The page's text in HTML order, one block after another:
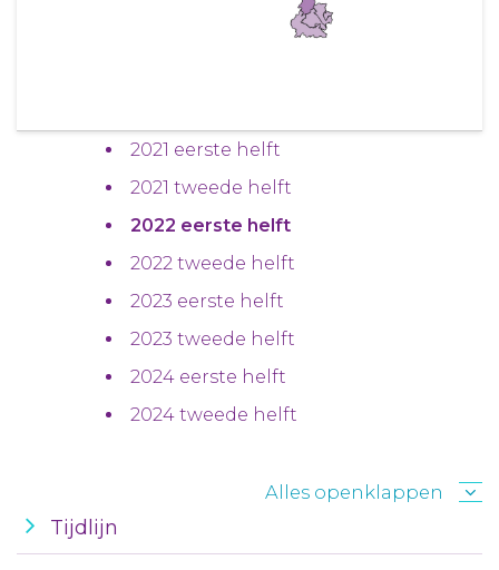
2021 eerste helft
2021 tweede helft
2022 eerste helft
2022 tweede helft
2023 eerste helft
2023 tweede helft
2024 eerste helft
2024 tweede helft
Alles openklappen
Tijdlijn